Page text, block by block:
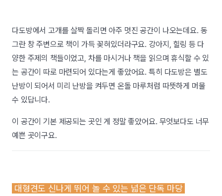
다도방에서 고개를 살짝 돌리면 아주 멋진 공간이 나오는데요. 동
그란 창 주변으로 책이 가득 꽂혀있더라구요. 강아지, 힐링 등 다
양한 주제의 책들이었고, 차를 마시거나 책을 읽으며 휴식할 수 있
는 공간이 따로 마련되어 있다는게 좋았어요. 특히 다도방은 별도
난방이 되어서 미리 난방을 켜두면 온돌 마루처럼 따뜻하게 머물
수 있답니다.
이 공간이 기본 제공되는 곳인 게 정말 좋았어요. 무엇보다도 너무
예쁜 곳이구요.
대형견도 신나게 뛰어 놀 수 있는 넓은 단독 마당